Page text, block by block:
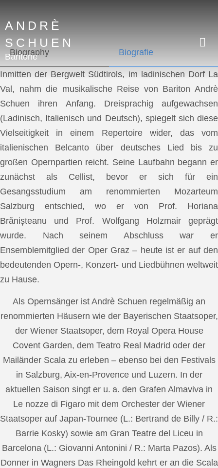
ANDRÈ
SCHUEN
Baritone
Biography Biografie
Inmitten der Bergwelt Südtirols, im ladinischen Dorf La
Val, nahm die musikalische Reise von Bariton Andrè
Schuen ihren Anfang. Dreisprachig aufgewachsen
(Ladinisch, Italienisch und Deutsch), spiegelt sich diese
Vielseitigkeit in einem Repertoire wider, das vom
italienischen Belcanto über deutsches Lied bis zu
großen Opernpartien reicht. Seine Laufbahn begann er
zunächst als Cellist, bevor er sich für ein
Gesangsstudium am renommierten Mozarteum
Salzburg entschied, wo er von Prof. Horiana
Brănișteanu und Prof. Wolfgang Holzmair geprägt
wurde. Nach seinem Abschluss war er
Ensemblemitglied der Oper Graz – heute ist er auf den
bedeutenden Opern-, Konzert- und Liedbühnen weltweit
zu Hause.
Als Opernsänger ist Andrè Schuen regelmäßig an
renommierten Häusern wie der Bayerischen Staatsoper,
der Wiener Staatsoper, dem Royal Opera House
Covent Garden, dem Teatro Real Madrid oder der
Mailänder Scala zu erleben – ebenso bei den Festivals
in Salzburg, Aix-en-Provence und Luzern. In der
aktuellen Saison singt er u. a. den Grafen Almaviva in
Le nozze di Figaro mit dem Orchester der Wiener
Staatsoper auf Japan-Tournee (L.: Bertrand de Billy / R.:
Barrie Kosky) sowie am Gran Teatre del Liceu in
Barcelona (L.: Giovanni Antonini / R.: Marta Pazos). Als
Donner in Wagners Das Rheingold kehrt er an die Scala